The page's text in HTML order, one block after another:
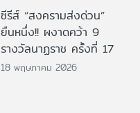
ซีรีส์ “สงครามส่งด่วน”
ยืนหนึ่ง!! ผงาดคว้า 9
รางวัลนาฏราช ครั้งที่ 17
18 พฤษภาคม 2026